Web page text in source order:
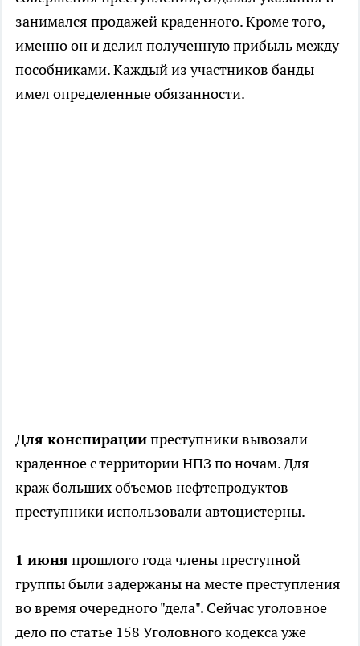
занимался продажей краденного. Кроме того,
именно он и делил полученную прибыль между
пособниками. Каждый из участников банды
имел определенные обязанности.
Для конспирациипреступники вывозали
краденное с территории НПЗ по ночам. Для
краж больших объемов нефтепродуктов
преступники использовали автоцистерны.
1 июня прошлого года члены преступной
группы были задержаны на месте преступления
во время очередного "дела". Сейчас уголовное
дело по статье 158 Уголовного кодекса уже